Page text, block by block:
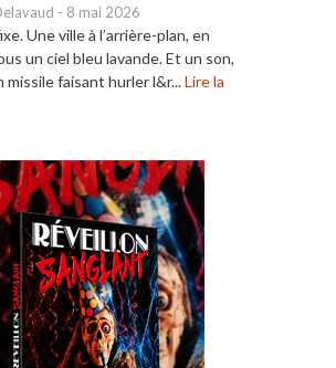
- 8 mai 2026
Une ville à l’arrière-plan, en
un ciel bleu lavande. Et un son,
missile faisant hurler l&r...Lire la